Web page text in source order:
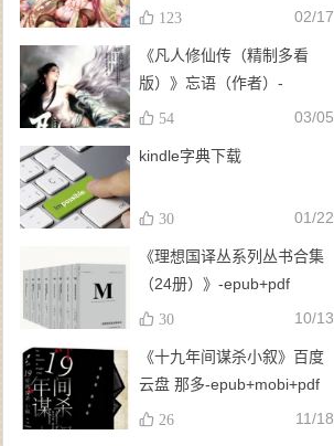
玉、龙璇（作者）-
123 02/17
《凡人修仙传（精制多看
版）》忘语（作者）-
epub+mobi
54 03/05
kindle字典下载
30 01/22
《理想国译丛系列丛书合集
（24册）》-epub+pdf
30 10/13
《十九年间谋杀小叙》百度
云盘 那多-epub+mobi+pdf
26 11/18